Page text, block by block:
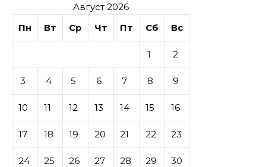
Август 2026
Пн
Вт Ср Чт Пт Сб Вс
1 2
3 4 5 6 7 8 9
10 11 12 13 14 15 16
17 18 19 20 21 22 23
24 25 26 27 28 29 30